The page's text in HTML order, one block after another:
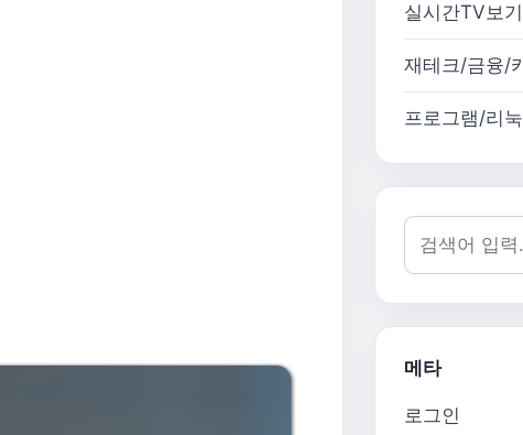
실시간TV보기
재테크/금융/
프로그램/리
검색어:
메타
로그인